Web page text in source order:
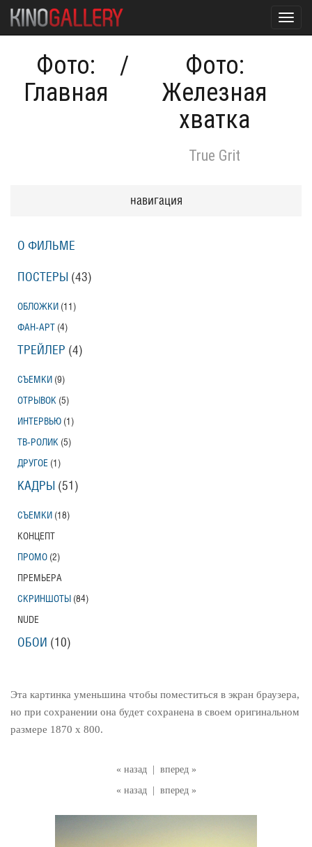
Фото:
Главная
/
Фото:
Железная
хватка
True Grit
« назад
вперед »
« назад
вперед »
Эта картинка уменьшина чтобы поместиться в экран браузера,
но при сохранении она будет сохранена в своем оригинальном
размере 1870 x 800.
навигация
О ФИЛЬМЕ
ПОСТЕРЫ (43)
ОБЛОЖКИ (11)
ФАН-АРТ (4)
ТРЕЙЛЕР (4)
СЪЕМКИ (9)
ОТРЫВОК (5)
ИНТЕРВЬЮ (1)
ТВ-РОЛИК (5)
ДРУГОЕ (1)
КАДРЫ (51)
СЪЕМКИ (18)
КОНЦЕПТ
ПРОМО (2)
ПРЕМЬЕРА
СКРИНШОТЫ (84)
NUDE
ОБОИ (10)